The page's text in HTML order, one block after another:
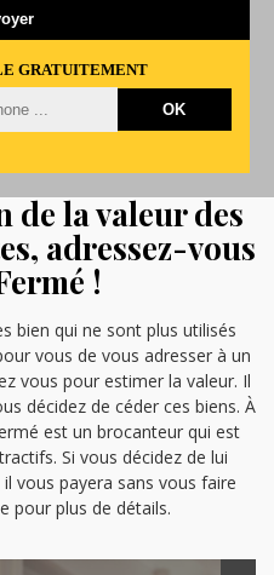
GRATUITEMENT
de la valeur des
adressez-vous
!
bien qui ne sont plus utilisés
vous de vous adresser à un
vous pour estimer la valeur. Il
décidez de céder ces biens. À
est un brocanteur qui est
Si vous décidez de lui
vous payera sans vous faire
pour plus de détails.